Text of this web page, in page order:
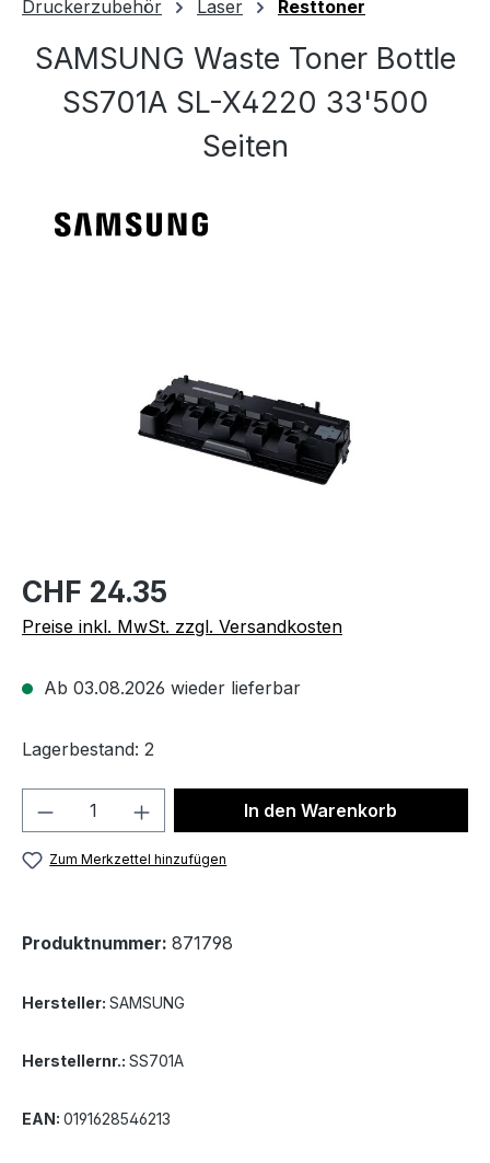
Druckerzubehör Laser Resttoner
SAMSUNG Waste Toner Bottle
SS701A SL-X4220 33'500
Seiten
CHF 24.35
Preise inkl. MwSt. zzgl. Versandkosten
Ab 03.08.2026 wieder lieferbar
Lagerbestand: 2
Produkt Anzahl: Gib denIn den Warenkorb
Zum Merkzettel hinzufügen
Produktnummer: 871798
Hersteller: SAMSUNG
Herstellernr.: SS701A
EAN: 0191628546213